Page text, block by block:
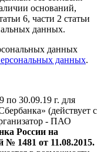
оснований,
6, части 2 статьи
данных.
данных
данных.
по 30.09.19 г. для
(действует с
- ПАО
России на
№ 1481 от 11.08.2015.